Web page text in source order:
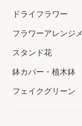
ドライフラワー
フラワーアレンジ
スタンド花
鉢カバー・植木鉢
フェイクグリーン